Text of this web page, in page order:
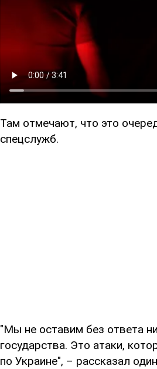
Там отмечают, что это
спецслужб.
"Мы не оставим без ответа
государства. Это атаки,
по Украине", – рассказал